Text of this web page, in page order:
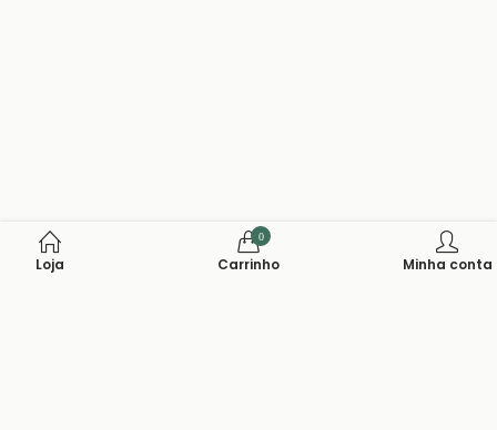
Loja
0
Carrinho Minha conta